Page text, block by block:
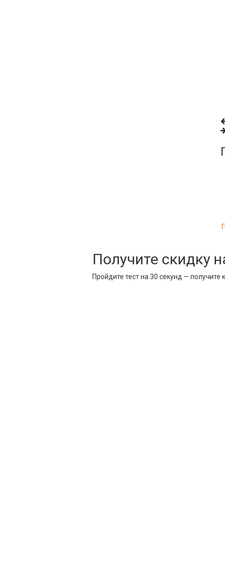
Получите скидку
Пройдите тест на 30 секунд —